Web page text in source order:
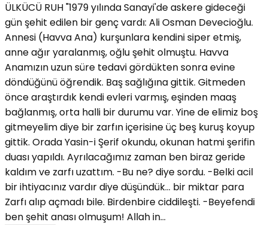
ÜLKÜCÜ RUH "1979 yılında Sanayi'de askere gideceği
gün şehit edilen bir genç vardı: Ali Osman Devecioğlu.
Annesi (Havva Ana) kurşunlara kendini siper etmiş,
anne ağır yaralanmış, oğlu şehit olmuştu. Havva
Anamızın uzun süre tedavi gördükten sonra evine
döndüğünü öğrendik. Baş sağlığına gittik. Gitmeden
önce araştırdık kendi evleri varmış, eşinden maaş
bağlanmış, orta halli bir durumu var. Yine de elimiz boş
gitmeyelim diye bir zarfın içerisine üç beş kuruş koyup
gittik. Orada Yasin-i Şerif okundu, okunan hatmi şerifin
duası yapıldı. Ayrılacağımız zaman ben biraz geride
kaldım ve zarfı uzattım. -Bu ne? diye sordu. -Belki acil
bir ihtiyacınız vardır diye düşündük… bir miktar para
Zarfı alıp açmadı bile. Birdenbire ciddileşti. -Beyefendi
ben şehit anası olmuşum! Allah in...